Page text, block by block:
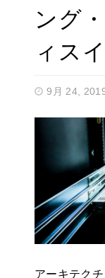
ング
ィス
9月 24,
アーキテク